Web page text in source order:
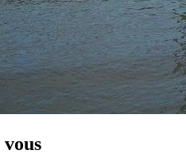
vous